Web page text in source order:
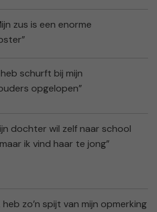
zus is een enorme
schurft bij mijn
opgelopen”
dochter wil zelf naar school
ik vind haar te jong”
heb zo’n spijt van mijn opmerking